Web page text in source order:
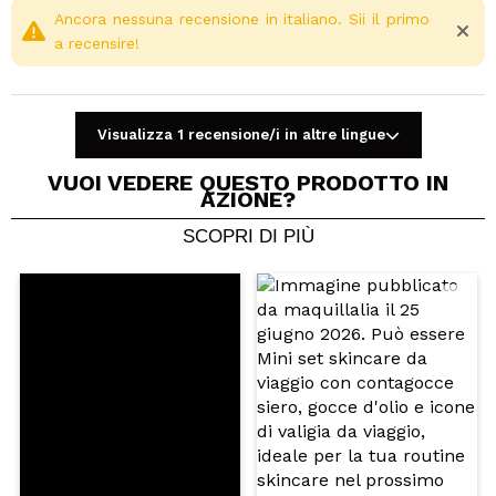
Condividi un video o una foto
Il tuo video potrebbe essere il primo. Immaginalo...
Consiglieresti questo acquisto? Si No
5/5
INVIA
Ancora nessuna recensione in italiano. Sii il primo
a recensire!
Visualizza 1 recensione/i in altre lingue
VUOI VEDERE QUESTO PRODOTTO IN
AZIONE?
SCOPRI DI PIÙ